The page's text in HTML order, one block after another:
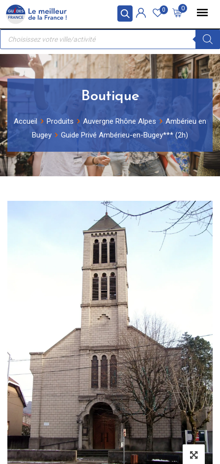
Panneau de gestion des cookies
Skip
content
0
0
Recherche
produits
Boutique
Accueil Produits Auvergne Rhône Alpes
Ambérieu en
Bugey
Guide Privé Ambérieu-en-Bugey*** (2h)